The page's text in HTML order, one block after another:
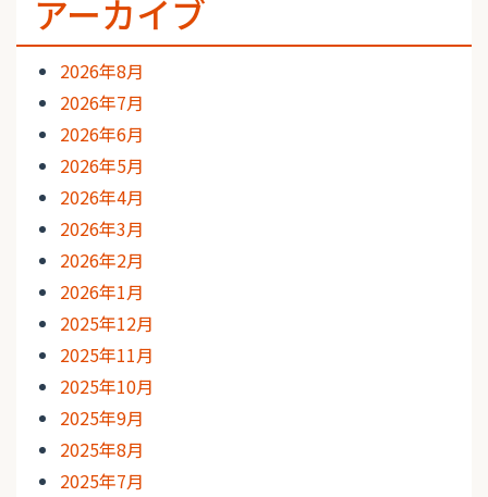
アーカイブ
2026年8月
2026年7月
2026年6月
2026年5月
2026年4月
2026年3月
2026年2月
2026年1月
2025年12月
2025年11月
2025年10月
2025年9月
2025年8月
2025年7月